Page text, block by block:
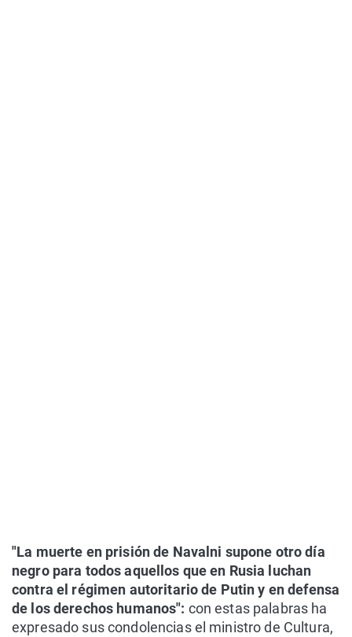
"La muerte en prisión de Navalni supone otro día
negro para todos aquellos que en Rusia luchan
contra el régimen autoritario de Putin y en defensa
de los derechos humanos": con estas palabras ha
expresado sus condolencias el ministro de Cultura,